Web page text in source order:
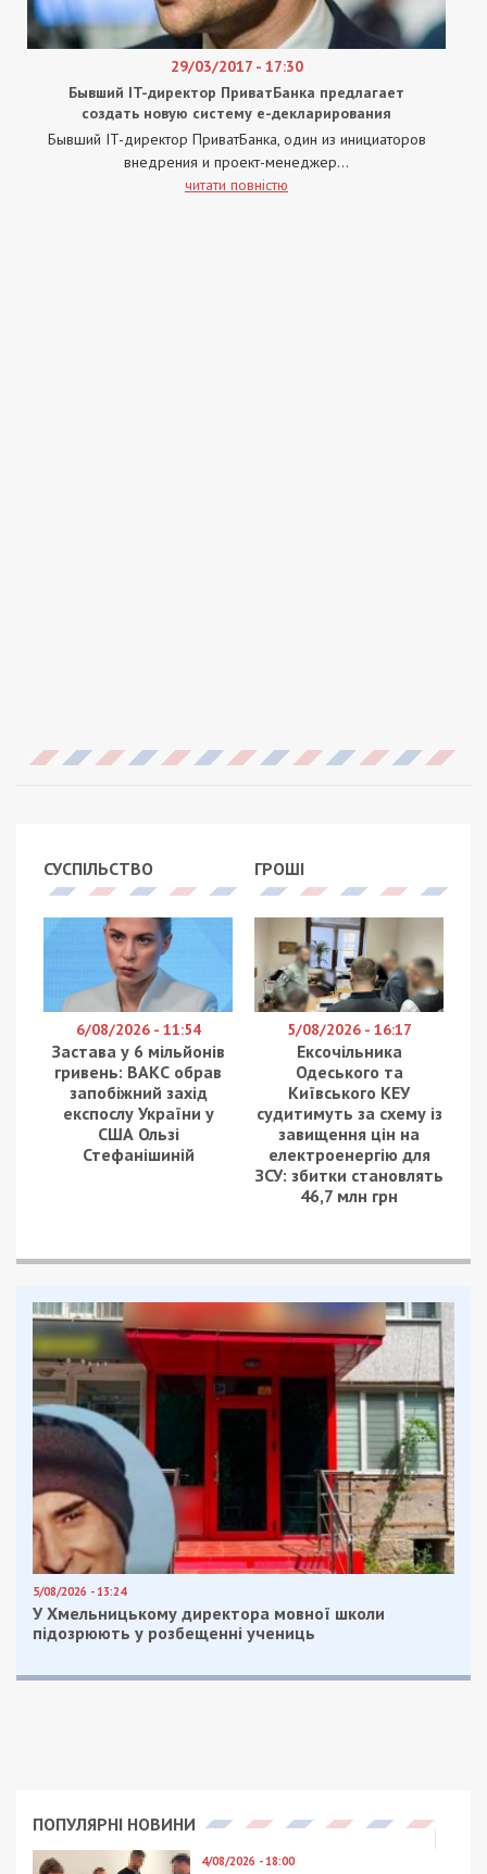
29/03/2017 - 17:30
Бывший ІT-директор ПриватБанка предлагает
создать новую систему е-декларирования
Бывший IT-директор ПриватБанка, один из инициаторов
внедрения и проект-менеджер...
читати повністю
СУСПІЛЬСТВО
6/08/2026 - 11:54
Застава у 6 мільйонів
гривень: ВАКС обрав
запобіжний захід
експослу України у
США Ользі
Стефанішиній
ГРОШІ
5/08/2026 - 16:17
Ексочільника
Одеського та
Київського КЕУ
судитимуть за схему із
завищення цін на
електроенергію для
ЗСУ: збитки становлять
46,7 млн грн
5/08/2026 - 13:24
У Хмельницькому директора мовної школи
підозрюють у розбещенні учениць
ПОПУЛЯРНІ НОВИНИ
4/08/2026 - 18:00